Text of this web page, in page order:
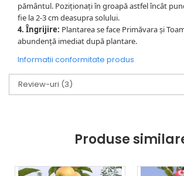
pământul. Poziționați în groapă astfel încât
fie la 2-3 cm deasupra solului.
4. Îngrijire: Plantarea se face Primăvara și
abundență imediat după plantare.
Informatii conformitate produs
Review-uri (3)
Produse